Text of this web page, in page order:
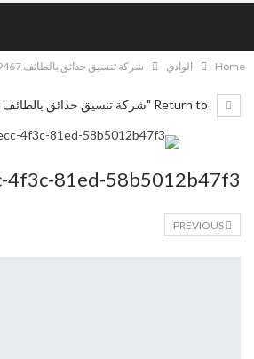
Home الوادي شركة تنسيق حدائق بالطائف 0557579467
4f3c-81ed-58b5012b47f3